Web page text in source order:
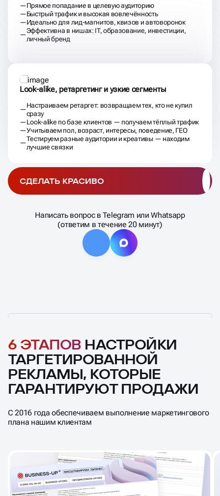
Прямое попадание в целевую аудиторию
Быстрый трафик и высокая вовлечённость
Идеально для лид-магнитов, квизов и автоворонок
Эффективна в нишах: IT, образование, инвестиции,
личный бренд
Look-alike, ретаргетинг и узкие сегменты
Настраиваем ретаргет: возвращаем тех, кто не купил
сразу
Look-alike по базе клиентов — получаем тёплый трафик
Учитываем пол, возраст, интересы, поведение, ГЕО
Тестируем разные аудитории и креативы — находим
лучшие связки
Написать вопрос в Telegram или Whatsapp
(ответим в течение 20 минут)
СДЕЛАТЬ КРАСИВО
6 ЭТАПОВ НАСТРОЙКИ
ТАРГЕТИРОВАННОЙ
РЕКЛАМЫ, КОТОРЫЕ
ГАРАНТИРУЮТ ПРОДАЖИ
С 2016 года обеспечиваем выполнение маркетингового
плана нашим клиентам